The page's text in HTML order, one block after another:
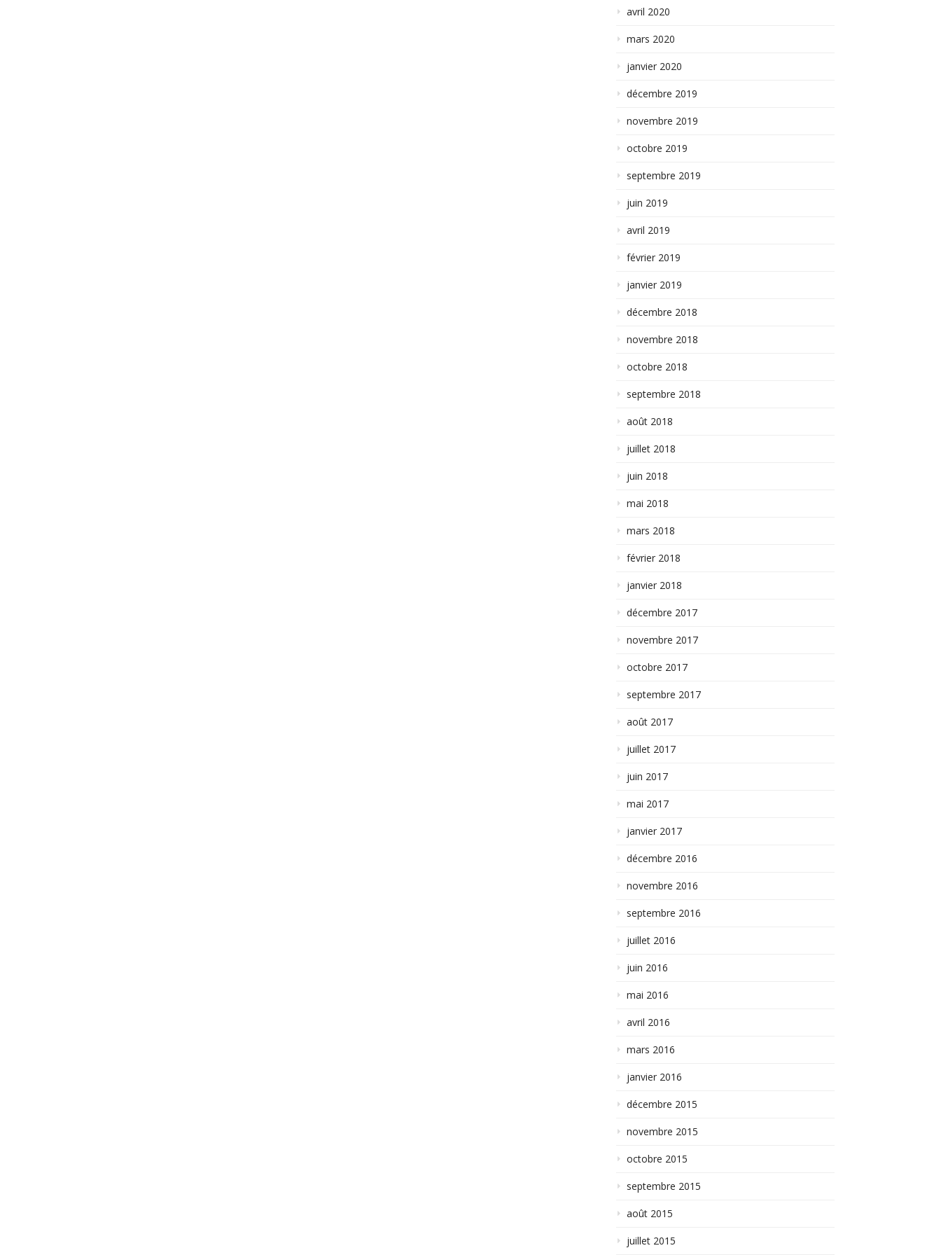
avril 2020
mars 2020
janvier 2020
décembre 2019
novembre 2019
octobre 2019
septembre 2019
juin 2019
avril 2019
février 2019
janvier 2019
décembre 2018
novembre 2018
octobre 2018
septembre 2018
août 2018
juillet 2018
juin 2018
mai 2018
mars 2018
février 2018
janvier 2018
décembre 2017
novembre 2017
octobre 2017
septembre 2017
août 2017
juillet 2017
juin 2017
mai 2017
janvier 2017
décembre 2016
novembre 2016
septembre 2016
juillet 2016
juin 2016
mai 2016
avril 2016
mars 2016
janvier 2016
décembre 2015
novembre 2015
octobre 2015
septembre 2015
août 2015
juillet 2015